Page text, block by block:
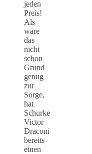
jeden
Preis!
Als
wäre
das
nicht
schon
Grund
genug
zur
Sorge,
hat
Schurke
Victor
Draconi
bereits
einen